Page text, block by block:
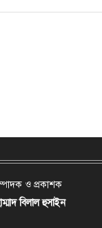
ও প্রকাশক
বিলাল হুসাইন